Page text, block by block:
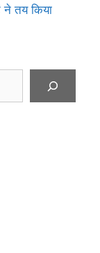
ने तय किया